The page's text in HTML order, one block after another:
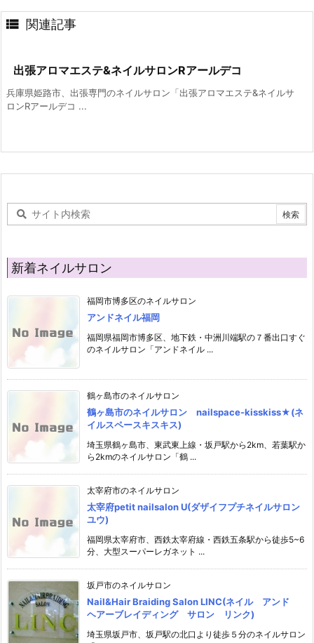
 関連記事
出張アロマエステ&ネイルサロンRアールデコ
兵庫県姫路市、出張専門のネイルサロン「出張アロマエステ&ネイルサ
ロンRアールデコ ...
新着ネイルサロン
福岡市博多区のネイルサロン
アンドネイル福岡
福岡県福岡市博多区、地下鉄・中洲川端駅の７番出口すぐ
のネイルサロン「アンドネイル ...
鶴ヶ島市のネイルサロン
鶴ヶ島市のネイルサロン nailspace-kisskiss★(ネ
イルスペースキスキス)
埼玉県鶴ヶ島市、東武東上線・坂戸駅から2km、若葉駅か
ら2kmのネイルサロン「鶴 ...
太宰府市のネイルサロン
太宰府petit nailsalon U(ダザイフプチネイルサロン
ユウ)
福岡県太宰府市、西鉄太宰府線・西鉄五条駅から徒歩5~6
分、大型スーパーレガネット ...
坂戸市のネイルサロン
Nail&Hair Braiding Salon LINC(ネイル アンド
ヘアーブレイディング サロン リンク)
埼玉県坂戸市、坂戸駅の北口より徒歩５分のネイルサロン